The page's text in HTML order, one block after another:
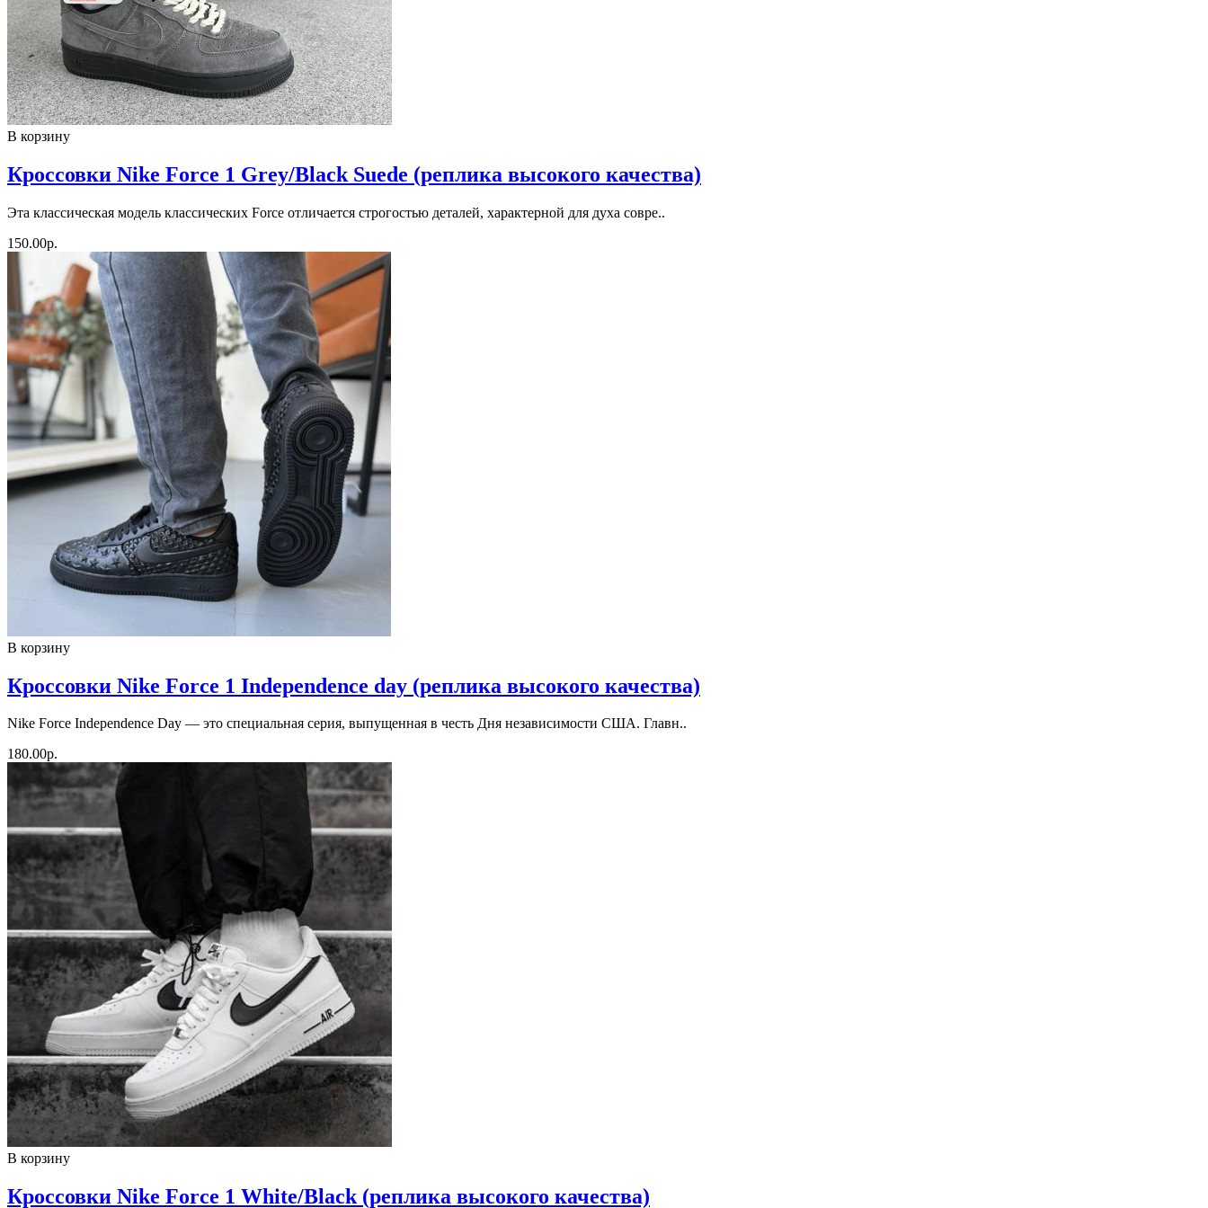
В корзину
Кроссовки Nike Force 1 Grey/Black Suede (реплика высокого качества)
Эта классическая модель классических Force отличается строгостью деталей, характерной для духа совре..
150.00р.
В корзину
Кроссовки Nike Force 1 Independence day (реплика высокого качества)
Nike Force Independence Day — это специальная серия, выпущенная в честь Дня независимости США. Главн..
180.00р.
В корзину
Кроссовки Nike Force 1 White/Black (реплика высокого качества)